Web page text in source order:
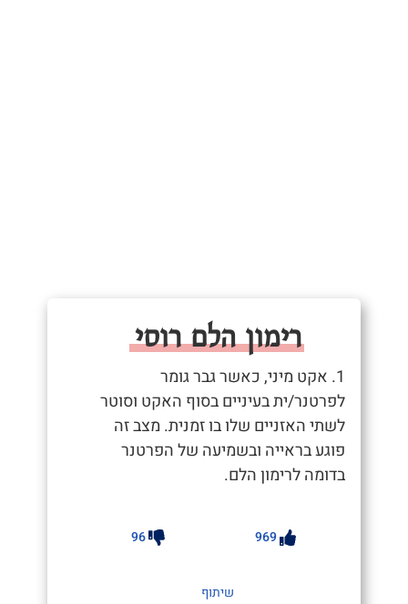
רימון הלם רוסי
1. אקט מיני, כאשר גבר גומר
לפרטנר/ית בעיניים בסוף האקט וסוטר
לשתי האזניים שלו בו זמנית. מצב זה
פוגע בראייה ובשמיעה של הפרטנר
בדומה לרימון הלם.
969
96
שיתוף